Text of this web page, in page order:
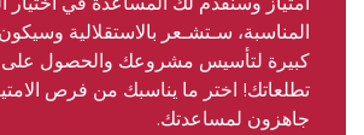
المناسبة، سـتشـعر بالاستقلالية
كبيرة لتأسيس مشروعك والحصول على
تطلعاتك! اختر ما يناسبك من فرص
جاهزون لمساعدتك.